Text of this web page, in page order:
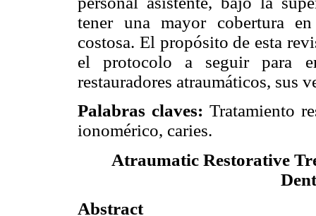
tener una mayor cobertura
costosa. El propósito de esta
el protocolo a seguir para
restauradores atraumáticos, sus
Palabras claves: Tratamiento
ionomérico, caries.
Atraumatic Restorative
Abstract